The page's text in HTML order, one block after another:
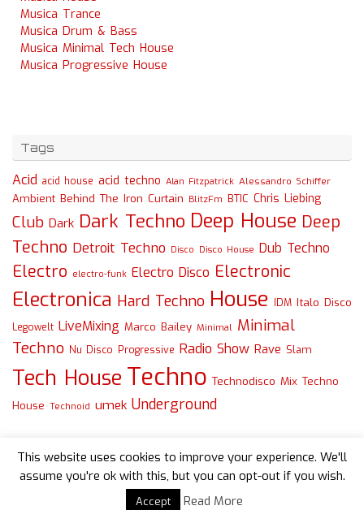
Musica Trance
Musica Drum & Bass
Musica Minimal Tech House
Musica Progressive House
Tags
Acid acid house acid techno Alan Fitzpatrick Alessandro Schiffer
Ambient Behind The Iron Curtain BlitzFm BTIC Chris Liebing
Club Dark Dark Techno Deep House Deep
Techno Detroit Techno Disco Disco House Dub Techno
Electro electro-funk Electro Disco Electronic
Electronica Hard Techno House IDM Italo Disco
Legowelt LiveMixing Marco Bailey Minimal Minimal
Techno Nu Disco Progressive Radio Show Rave Slam
Tech House Techno Technodisco Mix Techno
House Technoid umek Underground
This website uses cookies to improve your experience. We'll
assume you're ok with this, but you can opt-out if you wish.
Accept Read More